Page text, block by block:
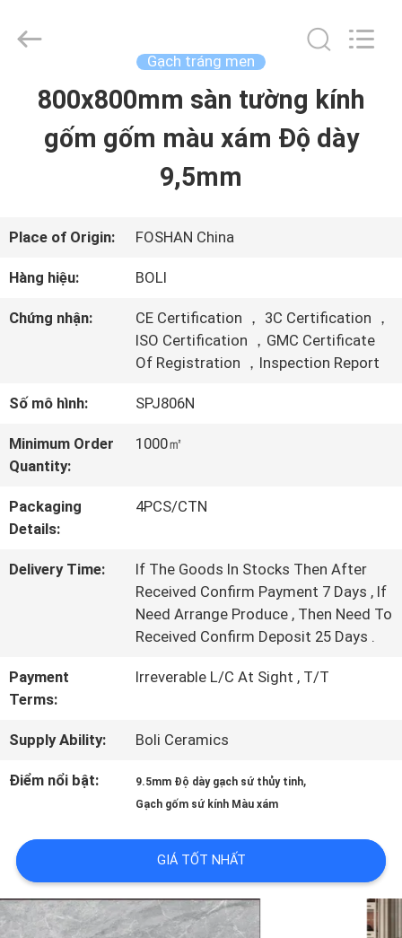
NHÀ
VIDEO
TÔI
CHUYẾN
THAM
KIỂM
SOÁT
CHẤT
LIÊN
HỆ
FOSHAN
Gạch tráng men
800x800mm sàn tường kính
gốm gốm màu xám Độ dày
9,5mm
Place of Origin: FOSHAN China
Hàng hiệu: BOLI
Chứng nhận:
CE Certification ， 3C Certification ，
ISO Certification ，GMC Certificate
Of Registration ，Inspection Report
Số mô hình: SPJ806N
Minimum Order
Quantity:
1000㎡
Packaging
Details:
4PCS/CTN
Delivery Time:
If The Goods In Stocks Then After
Received Confirm Payment 7 Days , If
Need Arrange Produce , Then Need To
Received Confirm Deposit 25 Days .
Payment
Terms:
Irreverable L/C At Sight , T/T
Supply Ability: Boli Ceramics
Điểm nổi bật: 9.5mm Độ dày gạch sứ thủy tinh,
Gạch gốm sứ kính Màu xám
GIÁ TỐT NHẤT